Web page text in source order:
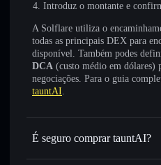
Introduz o montante e
A Solflare utiliza o
todas as principais DEX para
disponível. Também podes
DCA (custo médio em dólares)
negociações. Para o guia
tauntAI.
É seguro comprar tauntAI?
tauntAI não está verificado